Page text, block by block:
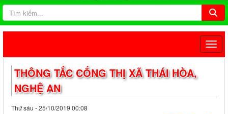
THÔNG TẮC CỐNG THỊ XÃ THÁI HÒA,
NGHỆ AN
Thứ sáu - 25/10/2019 00:08